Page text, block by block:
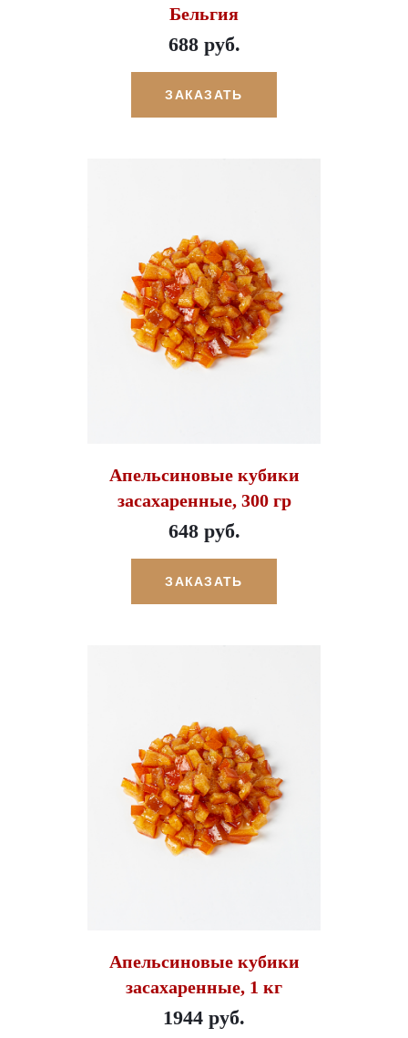
Бельгия
688 руб.
ЗАКАЗАТЬ
Апельсиновые кубики
засахаренные, 300 гр
648 руб.
ЗАКАЗАТЬ
Апельсиновые кубики
засахаренные, 1 кг
1944 руб.